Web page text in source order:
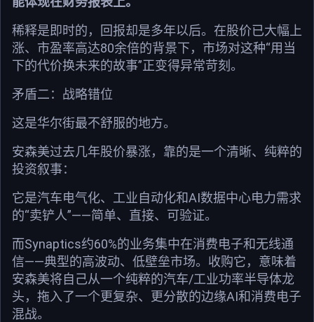
稀释是即时的，回报却是多年以后。在股价已大幅上
涨、市盈率高达80余倍的背景下，市场对这种“用当
下的代价换未来的故事”正变得异常苛刻。
矛盾二：战略错位
这是华尔街最不舒服的地方。
安森美过去几年股价暴涨，靠的是一个清晰、纯粹的
投资叙事：
它是汽车电气化、工业自动化和AI数据中心电力需求
的“卖铲人”——简单、直接、可验证。
而Synaptics约60%的业务集中在消费电子和无线通
信——典型的高波动、低壁垒市场。收购它，意味着
安森美将自己从一个纯粹的汽车/工业功率半导体龙
头，拖入了一个更复杂、更分散的边缘AI和消费电子
混战。